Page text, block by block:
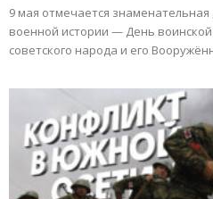
9 мая отмечается
военной истории — День
советского народа и его